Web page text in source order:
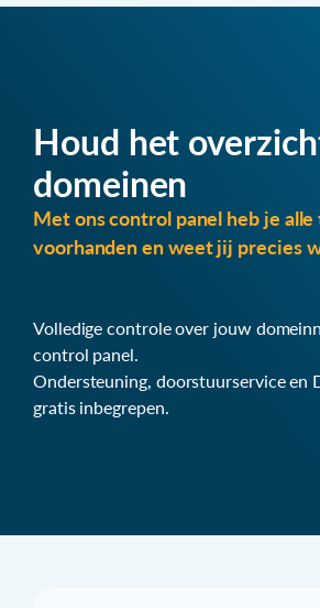
Houd het
domeinen
Met ons control panel heb je alle
voorhanden en weet jij precies
Volledige controle over jouw
control panel.
Ondersteuning, doorstuurservice en
gratis inbegrepen.